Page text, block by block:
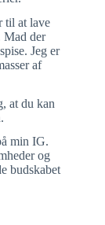
til at lave
Mad der
Jeg er
af
at du kan
min IG.
og
budskabet